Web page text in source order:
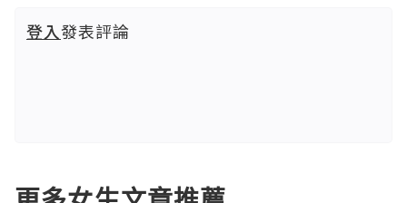
登入發表評論